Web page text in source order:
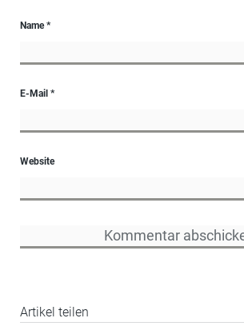
Name*
E-Mail *
Website
Artikel teilen